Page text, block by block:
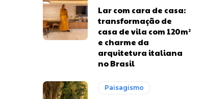
Lar com cara de casa:
transformação de
casa de vila com 120m²
e charme da
arquitetura italiana
no Brasil
Paisagismo